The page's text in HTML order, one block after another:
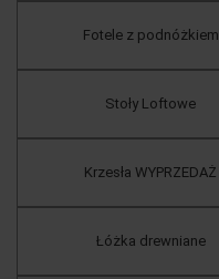
Fotele z podnóżkiem
Stoły Loftowe
Krzesła WYPRZEDAŻ
Łóżka drewniane